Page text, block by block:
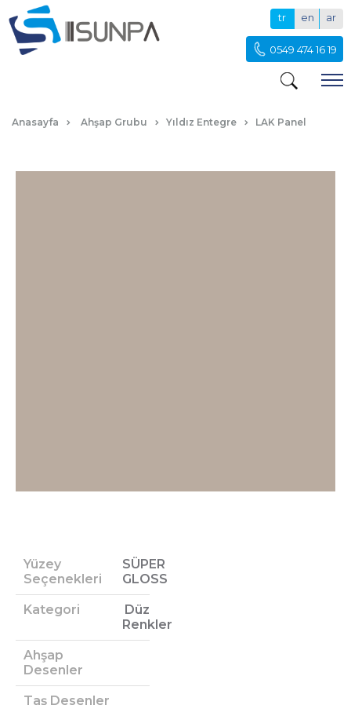
tr en ar
0549 474 16 19
Anasayfa Ahşap Grubu Yıldız Entegre LAK Panel
Yüzey
Seçenekleri
SÜPER
GLOSS
Kategori
Düz
Renkler
Ahşap
Desenler
Taş Desenler